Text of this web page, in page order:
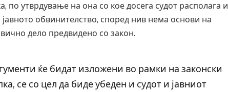
утврдување на она со кое досега судот располага и
обвинителство, според нив нема основи на
дело предвидено со закон.
ќе бидат изложени во рамки на законски
се со цел да биде убеден и судот и јавниот